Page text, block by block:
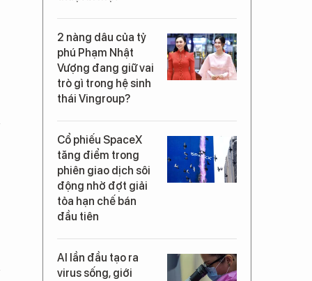
2 nàng dâu của tỷ
phú Phạm Nhật
Vượng đang giữ vai
trò gì trong hệ sinh
thái Vingroup?
Cổ phiếu SpaceX
tăng điểm trong
phiên giao dịch sôi
động nhờ đợt giải
tỏa hạn chế bán
đầu tiên
AI lần đầu tạo ra
virus sống, giới